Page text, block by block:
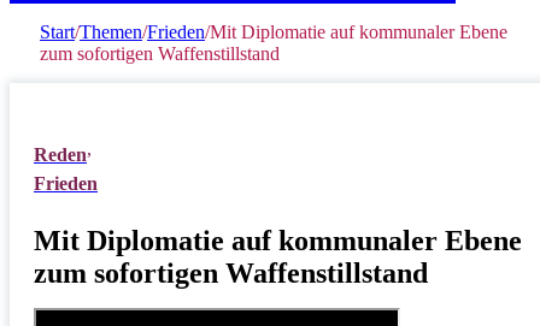
Start/Themen/Frieden/Mit Diplomatie auf kommunaler Ebene
zum sofortigen Waffenstillstand
Reden
Frieden
Mit Diplomatie auf kommunaler Ebene
zum sofortigen Waffenstillstand